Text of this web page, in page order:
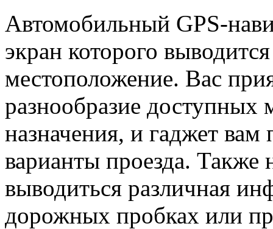
Автомобильный GPS-
экран которого
местоположение. Вас
разнообразие доступных
назначения, и гаджет
варианты проезда.
выводиться различная
дорожных пробках или